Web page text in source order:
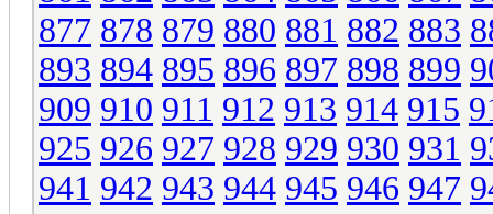
877 878 879 880 881 882 883
893 894 895 896 897 898 899
909 910 911 912 913 914 915
925 926 927 928 929 930 931
941 942 943 944 945 946 947